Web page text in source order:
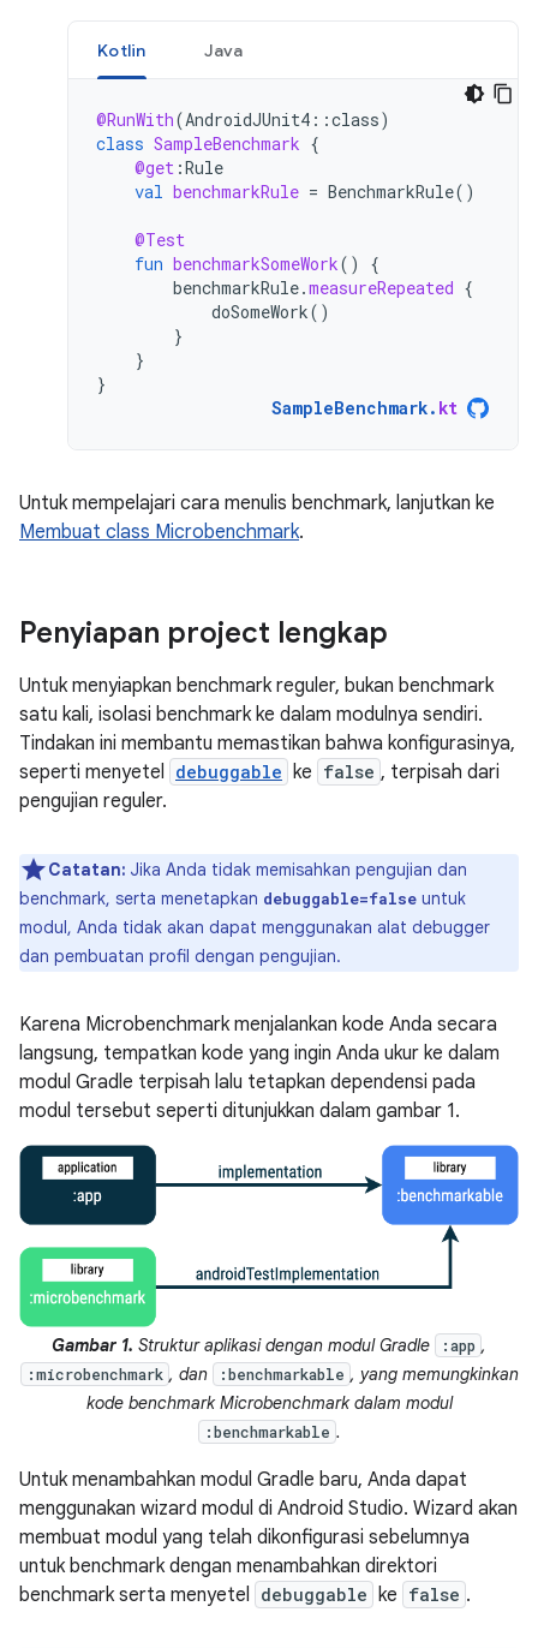
Kotlin Java
@RunWith(AndroidJUnit4 ::class)
class SampleBenchmark {
@get :Rule
val benchmarkRule = BenchmarkRule()
@Test
fun benchmarkSomeWork()
{
benchmarkRule.measureRepeated {
doSomeWork()
}
}
}
SampleBenchmark. kt
Untuk mempelajari cara menulis benchmark, lanjutkan ke
Membuat class Microbenchmark.
Penyiapan project lengkap
Untuk menyiapkan benchmark reguler, bukan benchmark
satu kali, isolasi benchmark ke dalam modulnya sendiri.
Tindakan ini membantu memastikan bahwa konfigurasinya,
seperti menyetel debuggable ke false , terpisah dari
pengujian reguler.
Catatan: Jika Anda tidak memisahkan pengujian dan
benchmark, serta menetapkan debuggable=false untuk
modul, Anda tidak akan dapat menggunakan alat debugger
dan pembuatan profil dengan pengujian.
Karena Microbenchmark menjalankan kode Anda secara
langsung, tempatkan kode yang ingin Anda ukur ke dalam
modul Gradle terpisah lalu tetapkan dependensi pada
modul tersebut seperti ditunjukkan dalam gambar 1.
Gambar 1. Struktur aplikasi dengan modul Gradle :app ,
:microbenchmark , dan :benchmarkable , yang memungkinkan
kode benchmark Microbenchmark dalam modul
:benchmarkable .
Untuk menambahkan modul Gradle baru, Anda dapat
menggunakan wizard modul di Android Studio. Wizard akan
membuat modul yang telah dikonfigurasi sebelumnya
untuk benchmark dengan menambahkan direktori
benchmark serta menyetel
debuggable ke false .